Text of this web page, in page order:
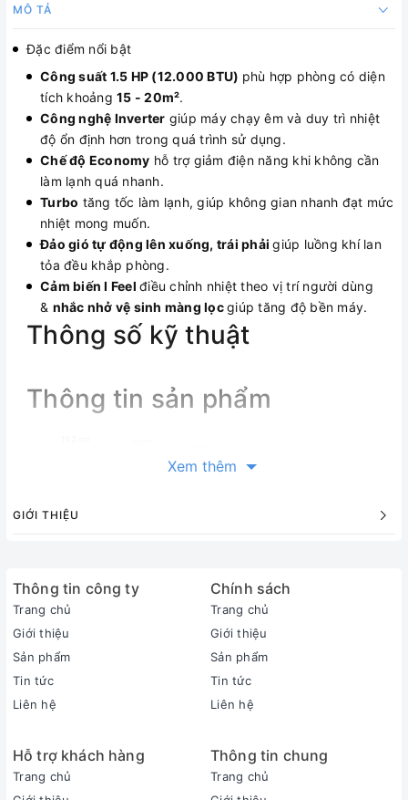
MÔ TẢ
Đặc điểm nổi bật
Công suất 1.5 HP (12.000 BTU) phù hợp phòng có diện
tích khoảng 15 - 20m².
Công nghệ Inverter giúp máy chạy êm và duy trì nhiệt
độ ổn định hơn trong quá trình sử dụng.
Chế độ Economy hỗ trợ giảm điện năng khi không cần
làm lạnh quá nhanh.
Turbo tăng tốc làm lạnh, giúp không gian nhanh đạt mức
nhiệt mong muốn.
Đảo gió tự động lên xuống, trái phải giúp luồng khí lan
tỏa đều khắp phòng.
Cảm biến I Feel điều chỉnh nhiệt theo vị trí người dùng
& nhắc nhở vệ sinh màng lọcgiúp tăng độ bền máy.
Thông số kỹ thuật
Thông tin sản phẩm
Loại máy:
1 chiều (chỉ làm lạnh)
Xem thêm
GIỚI THIỆU
Thông tin công ty
Trang chủ
Giới thiệu
Sản phẩm
Tin tức
Liên hệ
Chính sách
Trang chủ
Giới thiệu
Sản phẩm
Tin tức
Liên hệ
Hỗ trợ khách hàng
Trang chủ
Thông tin chung
Trang chủ